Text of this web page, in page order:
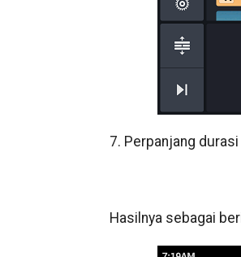
7. Perpanjang durasi
Hasilnya sebagai